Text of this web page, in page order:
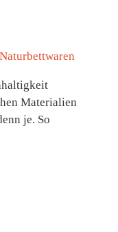
Materialien
je. So